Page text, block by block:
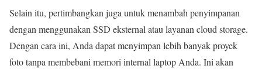
Selain itu, pertimbangkan juga untuk menambah penyimpanan
dengan menggunakan SSD eksternal atau layanan cloud storage.
Dengan cara ini, Anda dapat menyimpan lebih banyak proyek
foto tanpa membebani memori internal laptop Anda. Ini akan